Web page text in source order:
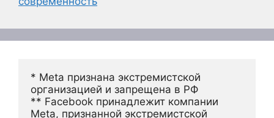
* Meta признана экстремистской
организацией и запрещена в РФ
** Facebook принадлежит компании
Meta, признанной экстремистской